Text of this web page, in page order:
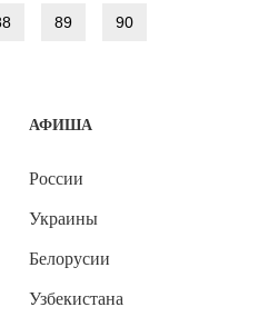
89 90
АФИША
России
Украины
Белорусии
Узбекистана